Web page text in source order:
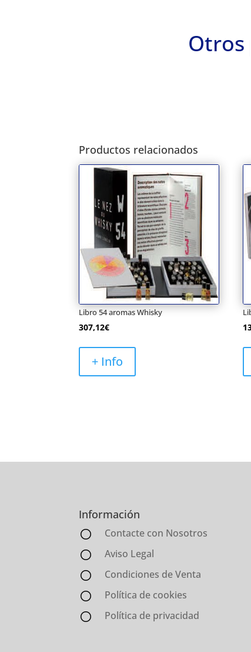
Productos relacionados
Libro 54 aromas Whisky
307,12€
+ Info
Información
Contacte con Nosotros
Aviso Legal
Condiciones de Venta
Política de cookies
Política de privacidad